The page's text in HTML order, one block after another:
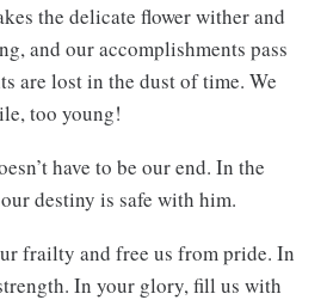
the delicate flower wither and
and our accomplishments pass
are lost in the dust of time. We
too young!
have to be our end. In the
destiny is safe with him.
frailty and free us from pride. In
In your glory, fill us with